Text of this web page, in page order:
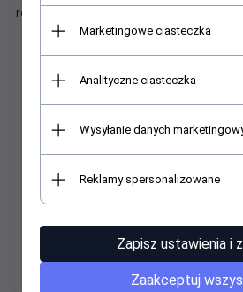
rozmiarów.
Marketingowe ciasteczka
Analityczne ciasteczka
Wysyłanie danych
Reklamy spersonalizowane
Zapisz ustawienia i
Zaakceptuj